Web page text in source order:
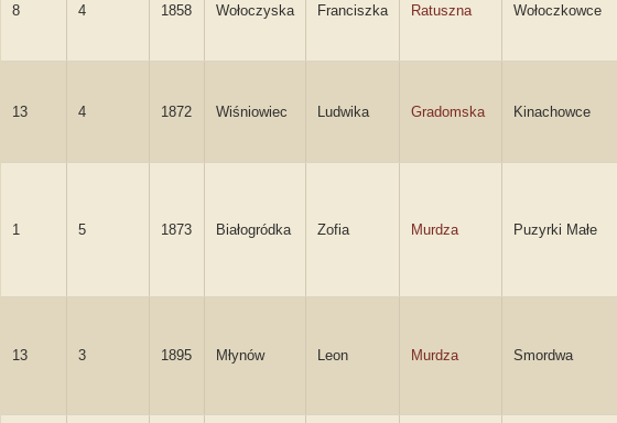
8 4 1858 Wołoczyska Franciszka Ratuszna Wołoczkowce
13 4 1872 Wiśniowiec Ludwika Gradomska Kinachowce
1 5 1873 Białogródka Zofia Murdza Puzyrki Małe
13 3 1895 Młynów Leon Murdza Smordwa